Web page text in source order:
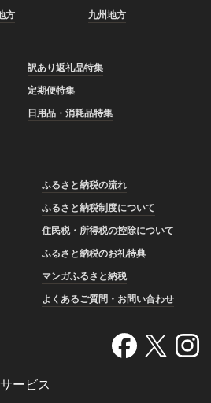
方 九州地方
訳あり返礼品特集
定期便特集
日用品・消耗品特集
ふるさと納税の流れ
ふるさと納税制度について
住民税・所得税の控除について
ふるさと納税のお礼特典
マンガふるさと納税
よくあるご質問・お問い合わせ
ービス